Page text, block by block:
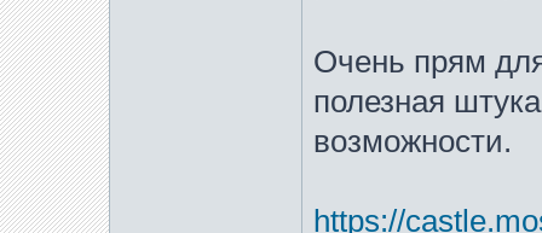
Очень прям
полезная
возможности.
https://